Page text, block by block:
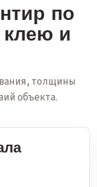
по
и
толщины
объекта.